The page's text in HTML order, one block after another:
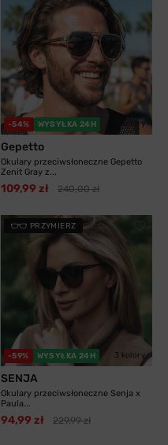
-54% WYSYŁKA 24H 3 kolory
Gepetto
Okulary przeciwsłoneczne Gepetto
Zenit Gray z...
109,99 zł 240,00 zł
PRZYMIERZ
-59% WYSYŁKA 24H 3 kolory
SENJA
Okulary przeciwsłoneczne Senja x
Paula...
94,99 zł 229,99 zł